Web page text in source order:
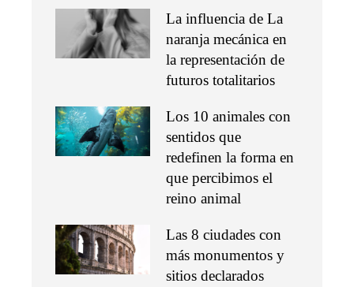
La influencia de La
naranja mecánica en
la representación de
futuros totalitarios
Los 10 animales con
sentidos que
redefinen la forma en
que percibimos el
reino animal
Las 8 ciudades con
más monumentos y
sitios declarados